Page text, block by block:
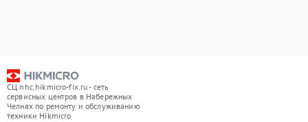
СЦ nhc.hikmicro-fix.ru - сеть
сервисных центров в Набережных
Челнах по ремонту и обслуживанию
техники Hikmicro